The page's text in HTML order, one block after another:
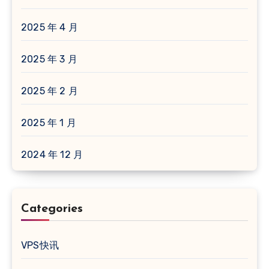
2025 年 4 月
2025 年 3 月
2025 年 2 月
2025 年 1 月
2024 年 12 月
Categories
VPS快讯